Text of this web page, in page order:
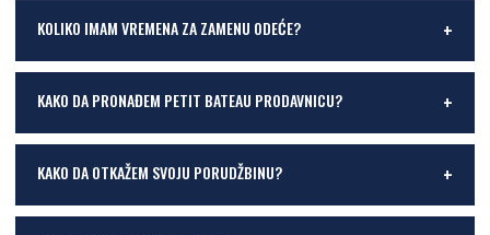
KOLIKO IMAM VREMENA ZA ZAMENU ODEĆE?
KAKO DA PRONAĐEM PETIT BATEAU PRODAVNICU?
KAKO DA OTKAŽEM SVOJU PORUDŽBINU?